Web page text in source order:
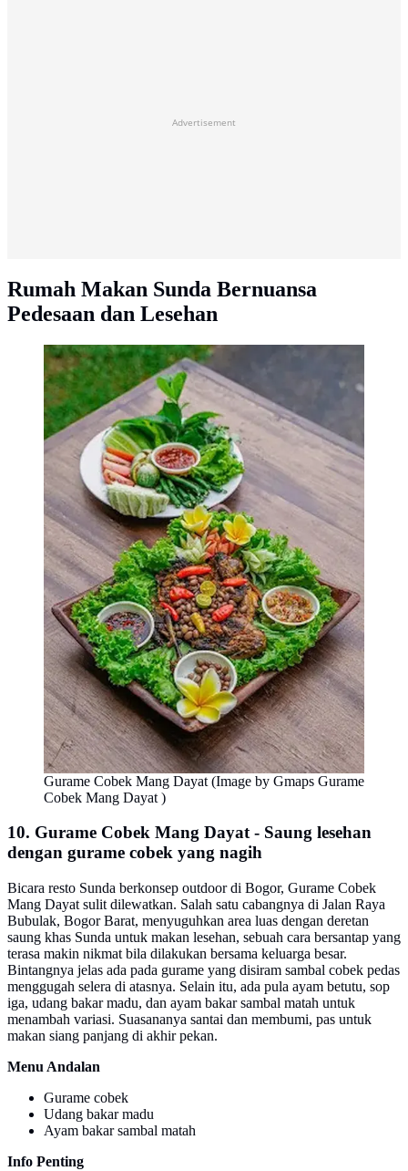
Advertisement
Rumah Makan Sunda Bernuansa
Pedesaan dan Lesehan
Gurame Cobek Mang Dayat (Image by Gmaps Gurame
Cobek Mang Dayat )
10. Gurame Cobek Mang Dayat - Saung lesehan
dengan gurame cobek yang nagih
Bicara resto Sunda berkonsep outdoor di Bogor, Gurame Cobek
Mang Dayat sulit dilewatkan. Salah satu cabangnya di Jalan Raya
Bubulak, Bogor Barat, menyuguhkan area luas dengan deretan
saung khas Sunda untuk makan lesehan, sebuah cara bersantap yang
terasa makin nikmat bila dilakukan bersama keluarga besar.
Bintangnya jelas ada pada gurame yang disiram sambal cobek pedas
menggugah selera di atasnya. Selain itu, ada pula ayam betutu, sop
iga, udang bakar madu, dan ayam bakar sambal matah untuk
menambah variasi. Suasananya santai dan membumi, pas untuk
makan siang panjang di akhir pekan.
Menu Andalan
Gurame cobek
Udang bakar madu
Ayam bakar sambal matah
Info Penting